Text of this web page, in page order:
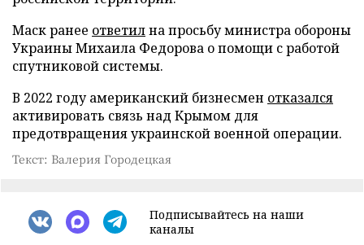
Маск ранее ответилна просьбу министра обороны
Украины Михаила Федорова о помощи с работой
спутниковой системы.
В 2022 году американский бизнесмен отказался
активировать связь над Крымом для
предотвращения украинской военной операции.
Текст: Валерия Городецкая
Подписывайтесь на наши
каналы